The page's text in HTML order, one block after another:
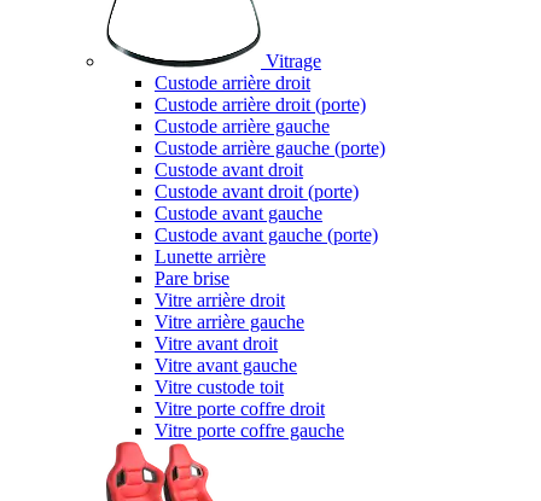
Vitrage
Custode arrière droit
Custode arrière droit (porte)
Custode arrière gauche
Custode arrière gauche (porte)
Custode avant droit
Custode avant droit (porte)
Custode avant gauche
Custode avant gauche (porte)
Lunette arrière
Pare brise
Vitre arrière droit
Vitre arrière gauche
Vitre avant droit
Vitre avant gauche
Vitre custode toit
Vitre porte coffre droit
Vitre porte coffre gauche